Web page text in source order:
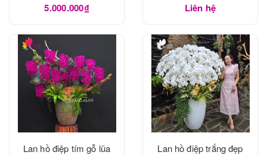
5.000.000₫ Liên hệ
Lan hồ điệp tím gỗ lũa
Lan hồ điệp trắng đẹp